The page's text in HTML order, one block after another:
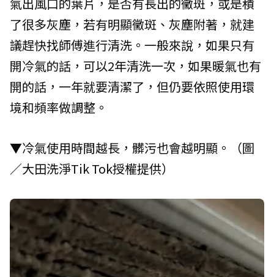
了很多灰塵，若有明顯黴斑、灰塵附著，就建
議趕快找師傅進行清洗。一般來說，如果只有
開冷氣的話，可以2年清洗一次，如果暖氣也有
開的話，一年就要清潔了，但仍要依照使用環
境和頻率做調整。
▼冷氣使用時間越長，髒污也會越明顯。（圖
／大田洗淨Tik Tok授權提供）